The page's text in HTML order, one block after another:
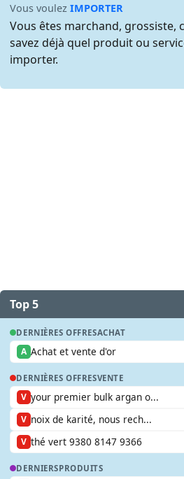
Vous voulezIMPORTER
Vous êtes marchand, grossiste,
savez déjà quel produit ou
importer.
Top 5
DERNIÈRES OFFRESACHAT
A Achat et vente d'or
DERNIÈRES OFFRESVENTE
V your premier bulk argan o...
V noix de karité, nous rech...
V thé vert 9380 8147 9366
DERNIERSPRODUITS